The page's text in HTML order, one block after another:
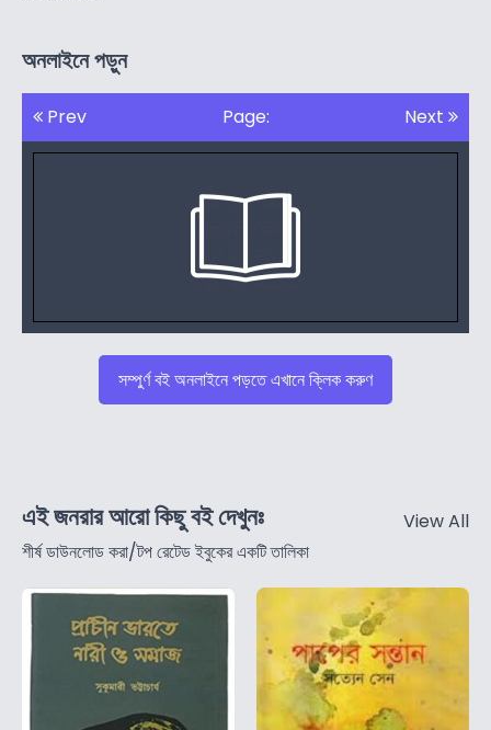
অনলাইনে পড়ুন
Prev Page: Next
সম্পুর্ণ বই অনলাইনে পড়তে এখানে ক্লিক করুণ
এই জনরার আরো কিছু বই দেখুনঃ
শীর্ষ ডাউনলোড করা/টপ রেটেড ইবুকের একটি তালিকা
View All